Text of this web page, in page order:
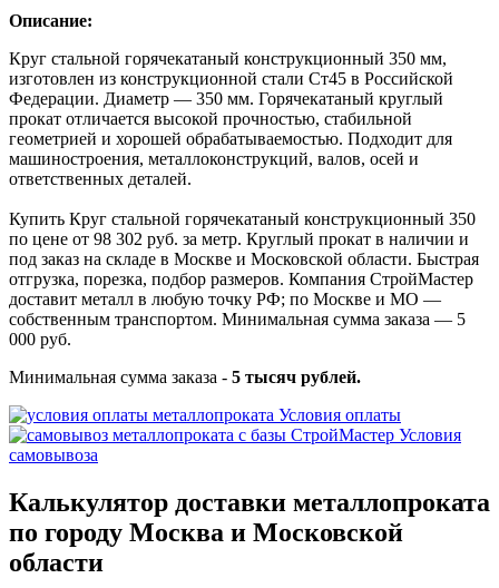
Описание:
Круг стальной горячекатаный конструкционный 350 мм,
изготовлен из конструкционной стали Ст45 в Российской
Федерации. Диаметр — 350 мм. Горячекатаный круглый
прокат отличается высокой прочностью, стабильной
геометрией и хорошей обрабатываемостью. Подходит для
машиностроения, металлоконструкций, валов, осей и
ответственных деталей.
Купить Круг стальной горячекатаный конструкционный 350
по цене от 98 302 руб. за метр. Круглый прокат в наличии и
под заказ на складе в Москве и Московской области. Быстрая
отгрузка, порезка, подбор размеров. Компания СтройМастер
доставит металл в любую точку РФ; по Москве и МО —
собственным транспортом. Минимальная сумма заказа — 5
000 руб.
Минимальная сумма заказа - 5 тысяч рублей.
Условия оплаты
Условия
самовывоза
Калькулятор доставки металлопроката
по городу Москва и Московской
области